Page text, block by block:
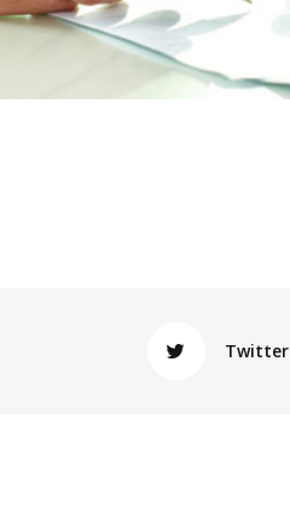
Twitter